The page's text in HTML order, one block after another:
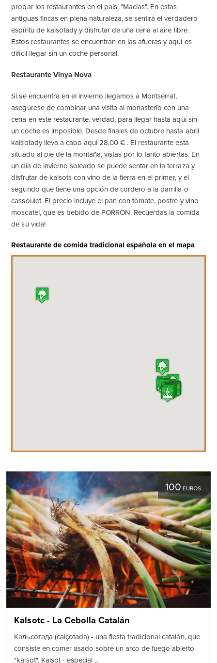
probar los restaurantes en el país, "Macías". En estas
antiguas fincas en plena naturaleza, se sentirá el verdadero
espíritu de kalsotady y disfrutar de una cena al aire libre.
Estos restaurantes se encuentran en las afueras y aquí es
difícil llegar sin un coche personal.
Restaurante Vinya Nova
Si se encuentra en el invierno llegamos a Montserrat,
asegúrese de combinar una visita al monasterio con una
cena en este restaurante. verdad, para llegar hasta aquí sin
un coche es imposible. Desde finales de octubre hasta abril
kalsotady lleva a cabo aquí 28,00 € . El restaurante está
situado al pie de la montaña, vistas por lo tanto abiertas. En
un día de invierno soleado se puede sentar en la terraza y
disfrutar de kalsots con vino de la tierra en el primer, y el
segundo que tiene una opción de cordero a la parrilla o
cassoulet. El precio incluye el pan con tomate, postre y vino
moscatel, que es bebido de PORRON. Recuerdas la comida
de su vida!
Restaurante de comida tradicional española en el mapa
100 EUROS
Kalsotc - La Cebolla Catalán
Кальсотада (calçotada) - una fiesta tradicional catalán, que
consiste en comer asado sobre un arco de fuego abierto
"kalsot". Kalsot - especial ...